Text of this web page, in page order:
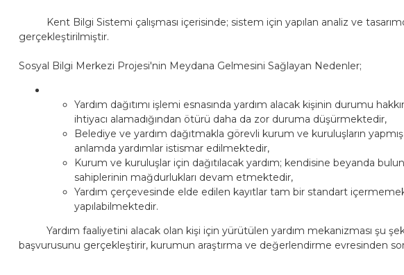
Kent Bilgi Sistemi çalışması içerisinde; sistem için yapılan analiz ve
gerçekleştirilmiştir.
Sosyal Bilgi Merkezi Projesi'nin Meydana Gelmesini Sağlayan Nedenler;
Yardım dağıtımı işlemi esnasında yardım alacak kişinin durumu
ihtiyacı alamadığından ötürü daha da zor duruma düşürmektedir,
Belediye ve yardım dağıtmakla görevli kurum ve kuruluşların
anlamda yardımlar istismar edilmektedir,
Kurum ve kuruluşlar için dağıtılacak yardım; kendisine beyanda
sahiplerinin mağdurlukları devam etmektedir,
Yardım çerçevesinde elde edilen kayıtlar tam bir standart
yapılabilmektedir.
Yardım faaliyetini alacak olan kişi için yürütülen yardım mekanizması şu
başvurusunu gerçekleştirir, kurumun araştırma ve değerlendirme evresinden